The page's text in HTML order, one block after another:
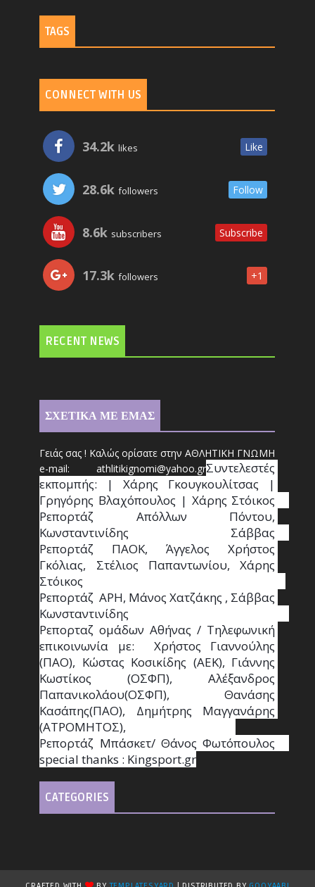
TAGS
CONNECT WITH US
34.2k likes Like
28.6k followers Follow
8.6k subscribers Subscribe
17.3k followers +1
RECENT NEWS
ΣΧΕΤΙΚΑ ΜΕ ΕΜΑΣ
Γειάς σας ! Καλώς ορίσατε στην ΑΘΛΗΤΙΚΗ ΓΝΩΜΗ
e-mail: athlitikignomi@yahoo.grΣυντελεστές
εκπομπής: | Χάρης Γκουγκουλίτσας |
Γρηγόρης Βλαχόπουλος | Χάρης Στόικος
Ρεπορτάζ Απόλλων Πόντου,
Κωνσταντινίδης   Σάββας
Ρεπορτάζ ΠΑΟΚ, Άγγελος Χρήστος
Γκόλιας, Στέλιος Παπαντωνίου, Χάρης
Στόικος
Ρεπορτάζ  ΑΡΗ, Μάνος Χατζάκης , Σάββας
Κωνσταντινίδης
Ρεπορταζ ομάδων Αθήνας / Τηλεφωνική
επικοινωνία με:  Χρήστος Γιαννούλης
(ΠΑΟ), Κώστας Κοσικίδης (ΑΕΚ), Γιάννης
Κωστίκος (ΟΣΦΠ), Αλέξανδρος
Παπανικολάου(ΟΣΦΠ), Θανάσης
Κασάπης(ΠΑΟ), Δημήτρης Μαγγανάρης
(ΑΤΡΟΜΗΤΟΣ),
Ρεπορτάζ Μπάσκετ/ Θάνος Φωτόπουλος
special thanks : Κingsport.gr
CATEGORIES